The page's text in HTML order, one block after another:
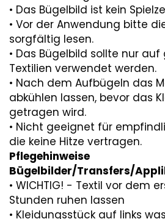
• Das Bügelbild ist kein
• Vor der Anwendung bitte
sorgfältig lesen.
• Das Bügelbild sollte nur
Textilien verwendet werden.
• Nach dem Aufbügeln das
abkühlen lassen, bevor das
getragen wird.
• Nicht geeignet für
die keine Hitze vertragen.
Pflegehinweise
Bügelbilder/Transfers/
• WICHTIG! - Textil vor dem
Stunden ruhen lassen
• Kleidungsstück auf links